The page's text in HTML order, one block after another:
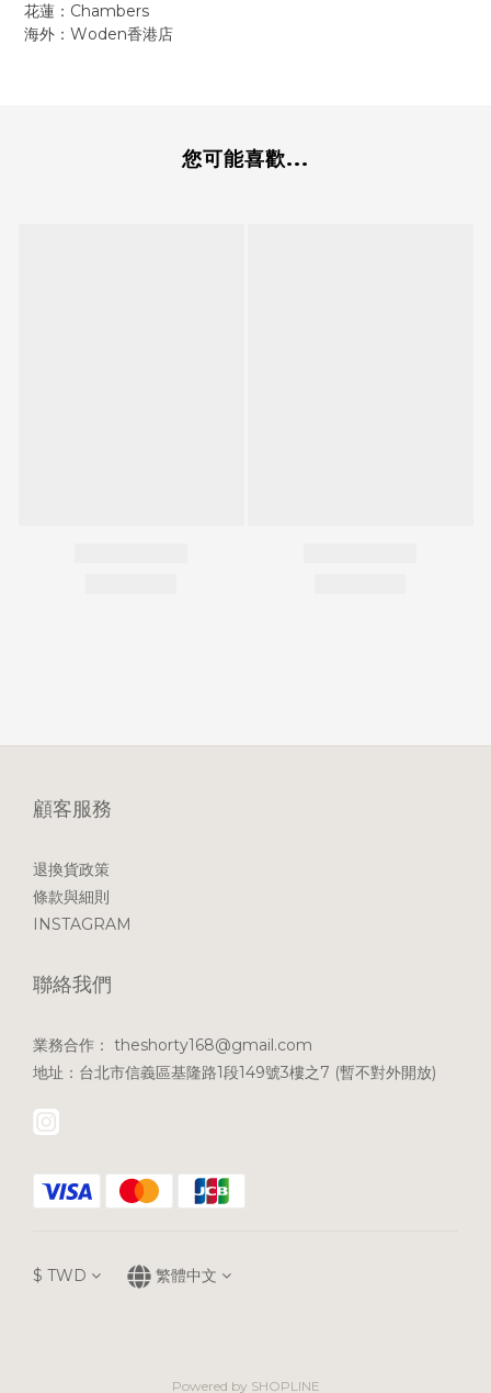
花蓮：Chambers
海外：Woden香港店
您可能喜歡...
顧客服務
退換貨政策
條款與細則
INSTAGRAM
聯絡我們
業務合作： theshorty168@gmail.com
地址：台北市信義區基隆路1段149號3樓之7 (暫不對外開放)
$ TWD 繁體中文
Powered by SHOPLINE